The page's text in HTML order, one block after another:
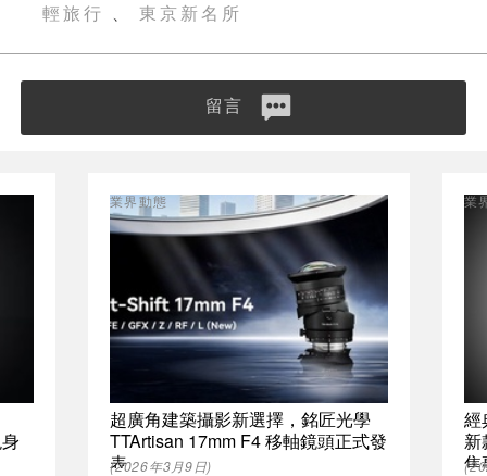
輕旅行 東京新名所
留言
超廣角建築攝影新選擇，銘匠光學
TTArtisan 17mm F4 移軸鏡頭正式發
表
業界動態
(2026年3月9日)
經
新
焦
業